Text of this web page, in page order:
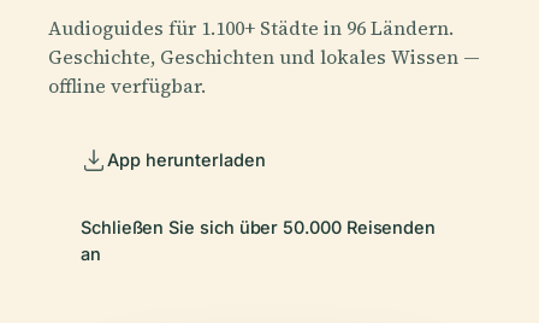
Audioguides für 1.100+ Städte in 96 Ländern.
Geschichte, Geschichten und lokales Wissen —
offline verfügbar.
App herunterladen
Schließen Sie sich über 50.000 Reisenden
an